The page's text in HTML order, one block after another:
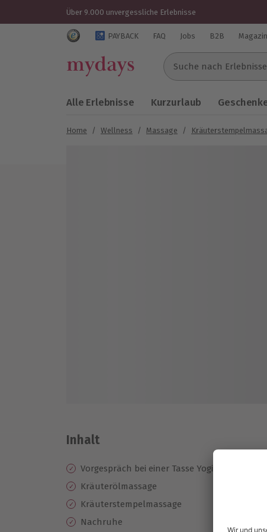
Über 9.000 unvergessliche Erlebnisse
Trustedshops Bewertungen für mydays.de
PAYBACK FAQ Jobs B2B Magazin
Suche nach
Alle Erlebnisse Kurzurlaub
Home / Wellness / Massage /
Inhalt
Vorgespräch bei einer Tasse Yogi-Kräutertee
Kräuterölmassage
Kräuterstempelmassage
Nachruhe